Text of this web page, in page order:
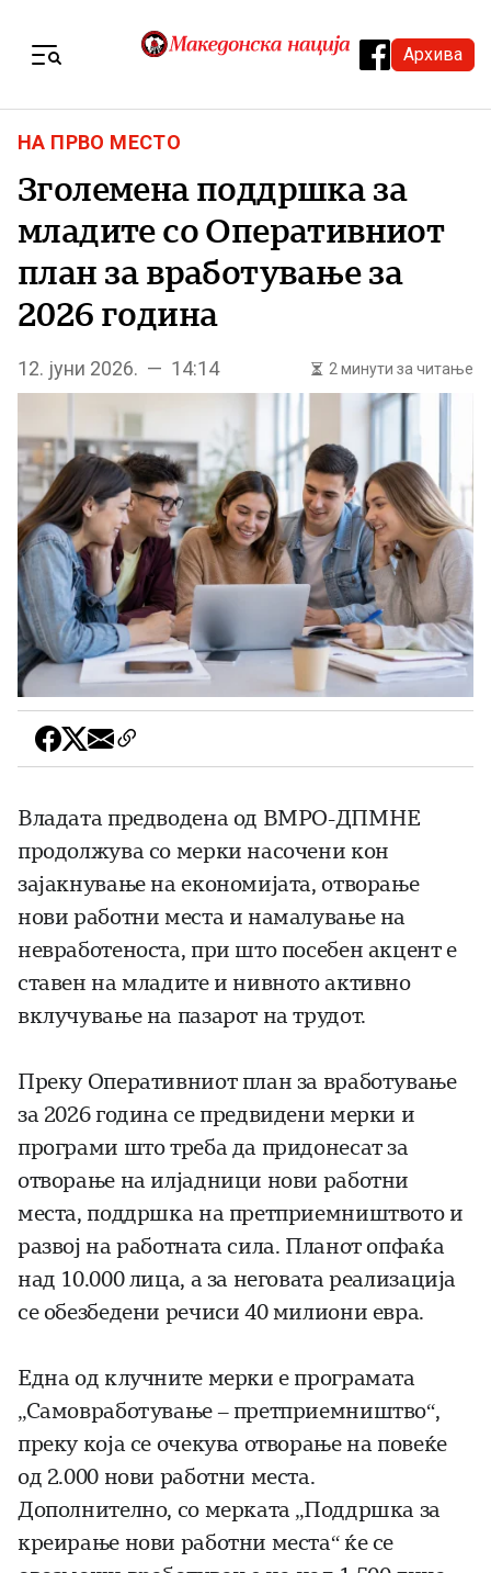
Архива
НА ПРВО МЕСТО
Зголемена поддршка за
младите со Оперативниот
план за вработување за
2026 година
12. јуни 2026. — 14:14 2 минути за читање
Владата предводена од ВМРО-ДПМНЕ
продолжува со мерки насочени кон
зајакнување на економијата, отворање
нови работни места и намалување на
невработеноста, при што посебен акцент е
ставен на младите и нивното активно
вклучување на пазарот на трудот.
Преку Оперативниот план за вработување
за 2026 година се предвидени мерки и
програми што треба да придонесат за
отворање на илјадници нови работни
места, поддршка на претприемништвото и
развој на работната сила. Планот опфаќа
над 10.000 лица, а за неговата реализација
се обезбедени речиси 40 милиони евра.
Една од клучните мерки е програмата
„Самовработување – претприемништво“,
преку која се очекува отворање на повеќе
од 2.000 нови работни места.
Дополнително, со мерката „Поддршка за
креирање нови работни места“ ќе се